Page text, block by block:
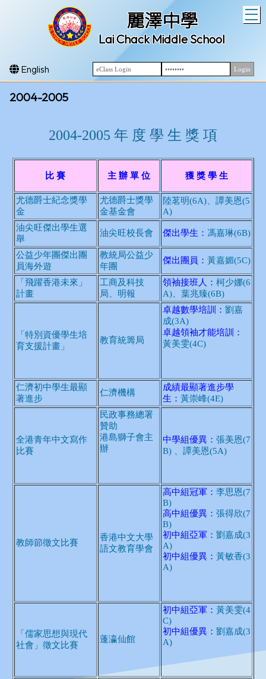
麗澤中學
Lai Chack Middle School
English
2004-2005